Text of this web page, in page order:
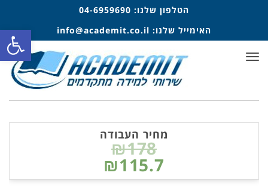
הטלפון שלנו: 04-6959690
האימייל שלנו: info@academit.co.il
תפריט
מחיר העבודה
₪178
₪115.7
פתח